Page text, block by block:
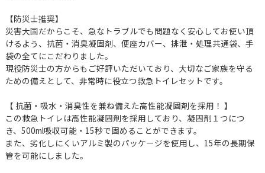
【防災士推奨】
災害大国だからこそ、急なトラブルでも問題なく安心してお使い頂
けるよう、抗菌・消臭凝固剤、便座カバー、排泄・処理共通袋、手
袋の全てにこだわりました。
現役防災士の方からもご好評いただいており、大切なご家族を守る
ための備えとして、非常時に役立つ救急トイレセットです。
【 抗菌・吸水・消臭性を兼ね備えた高性能凝固剤を採用！ 】
この救急トイレは高性能凝固剤を採用しており、凝固剤１つにつ
き、500ml吸収可能・15秒で固めることができます。
また、劣化しにくいアルミ製のパッケージを使用し、15年の長期保
管を可能にしました。